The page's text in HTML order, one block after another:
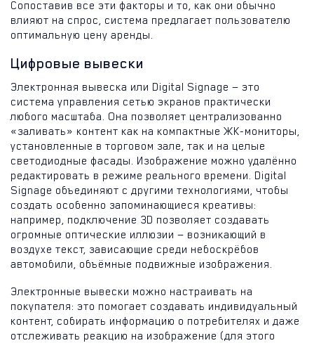
Сопоставив все эти факторы и то, как они обычно
влияют на спрос, система предлагает пользователю
оптимальную цену аренды.
Цифровые вывески
Электронная вывеска или Digital Signage — это
система управления сетью экранов практически
любого масштаба. Она позволяет централизованно
«заливать» контент как на компактные ЖК-мониторы,
установленные в торговом зале, так и на целые
светодиодные фасады. Изображение можно удалённо
редактировать в режиме реального времени. Digital
Signage объединяют с другими технологиями, чтобы
создать особенно запоминающиеся креативы:
например, подключение 3D позволяет создавать
огромные оптические иллюзии — возникающий в
воздухе текст, зависающие среди небоскрёбов
автомобили, объёмные подвижные изображения.
Электронные вывески можно настраивать на
покупателя: это помогает создавать индивидуальный
контент, собирать информацию о потребителях и даже
отслеживать реакцию на изображение (для этого